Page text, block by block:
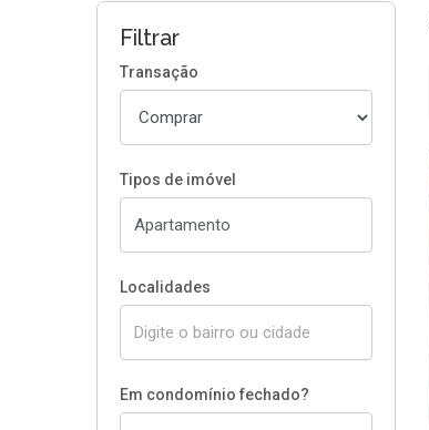
Filtrar
Transação
Tipos de imóvel
Localidades
Em condomínio fechado?